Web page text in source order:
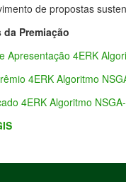
de propostas
Premiação
Apresentação 4ERK
4ERK Algoritmo
4ERK Algoritmo